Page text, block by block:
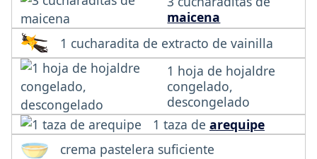
maicena
1 cucharadita de extracto de vainilla
1 hoja de hojaldre
congelado,
descongelado
1 taza de arequipe
crema pastelera suficiente